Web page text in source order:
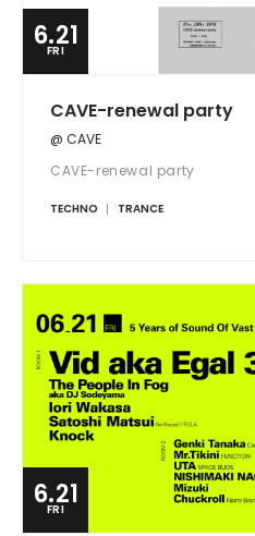
6.21
FRI
CAVE-renewal party
@ CAVE
CAVE-renewal party
TECHNO TRANCE
6.21
FRI